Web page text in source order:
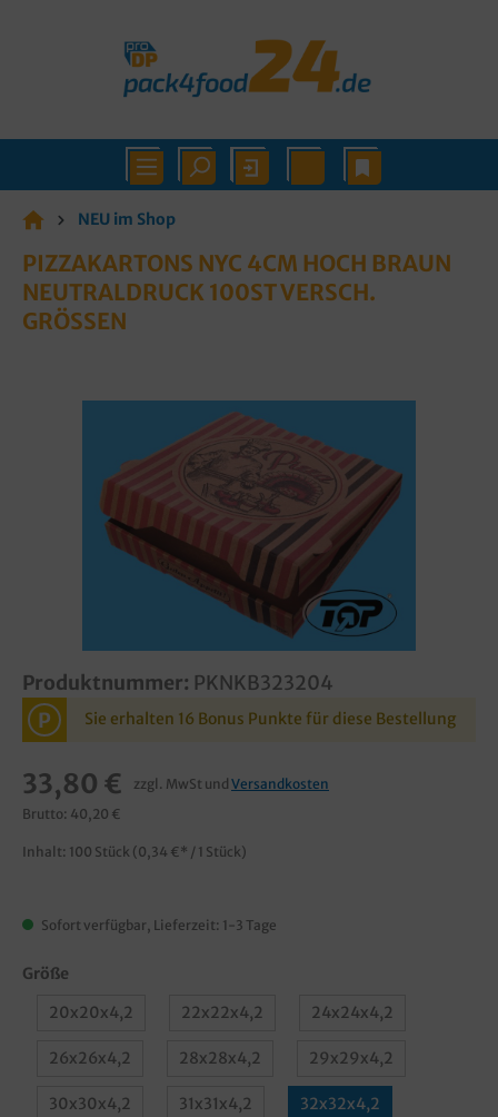
NEU im Shop
PIZZAKARTONS NYC 4CM HOCH BRAUN
NEUTRALDRUCK 100ST VERSCH.
GRÖSSEN
Produktnummer: PKNKB323204
P Sie erhalten 16 Bonus Punkte für diese Bestellung
33,80 € zzgl. MwSt und Versandkosten
Brutto: 40,20 €
Inhalt: 100 Stück (0,34 €* / 1 Stück)
Sofort verfügbar, Lieferzeit: 1-3 Tage
Größe
20x20x4,2
22x22x4,2 24x24x4,2
26x26x4,2 28x28x4,2 29x29x4,2
30x30x4,2 31x31x4,2 32x32x4,2